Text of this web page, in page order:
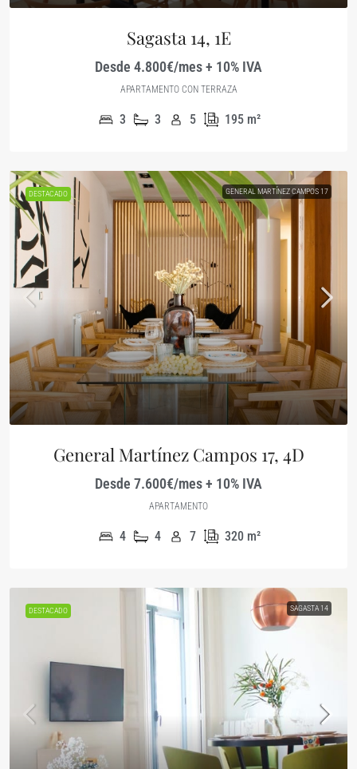
Sagasta 14, 1E
Desde 4.800€/mes + 10% IVA
APARTAMENTO CON TERRAZA
3 3 5 195 m²
DESTACADO GENERAL MARTÍNEZ CAMPOS 17
General Martínez Campos 17, 4D
Desde 7.600€/mes + 10% IVA
APARTAMENTO
4 4 7 320 m²
DESTACADO SAGASTA 14